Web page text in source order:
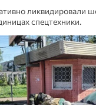
ликвидировали
спецтехники.